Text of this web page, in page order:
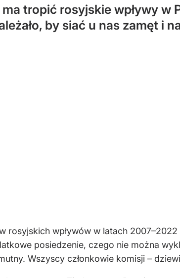
tropić rosyjskie wpływy w
by siać u nas zamęt i
rosyjskich wpływów w latach
posiedzenie, czego nie można
Wszyscy członkowie komisji –